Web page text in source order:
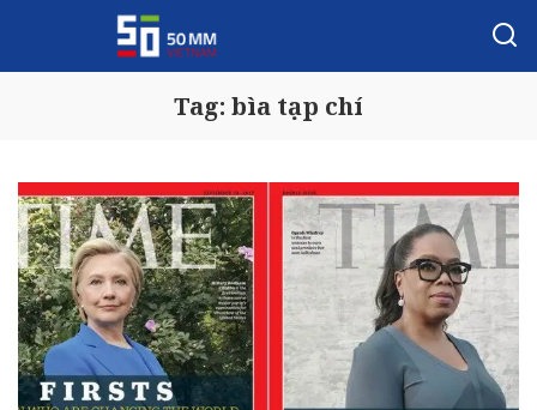
Tag: bìa tạp chí